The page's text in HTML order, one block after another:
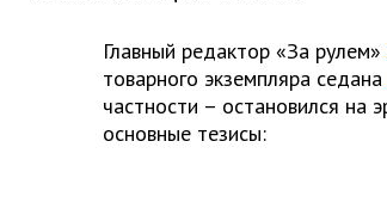
Главный редактор «За рулем»
товарного экземпляра седана
частности – остановился на
основные тезисы: